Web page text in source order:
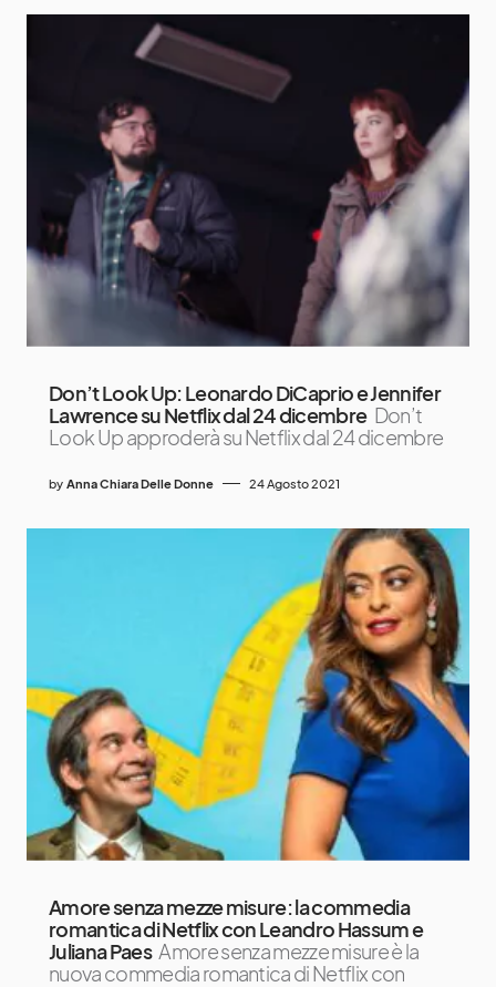
Don’t Look Up: Leonardo DiCaprio e Jennifer
Lawrence su Netflix dal 24 dicembre Don’t
Look Up approderà su Netflix dal 24 dicembre
by Anna Chiara Delle Donne 24 Agosto 2021
Amore senza mezze misure: la commedia
romantica di Netflix con Leandro Hassum e
Juliana Paes Amore senza mezze misure è la
nuova commedia romantica di Netflix con